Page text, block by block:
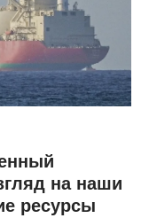
на наши
ресурсы